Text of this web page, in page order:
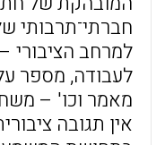
חברתי־תרבותי
למרחב הציבורי
לעבודה, מספר
מאמר וכו' –
אין תגובה